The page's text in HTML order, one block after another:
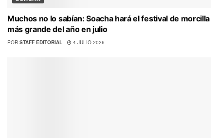
Muchos no lo sabían: Soacha hará el festival de morcilla
más grande del año en julio
POR STAFF EDITORIAL 4 JULIO 2026